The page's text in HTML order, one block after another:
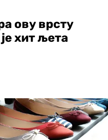
ову врсту
хит љета